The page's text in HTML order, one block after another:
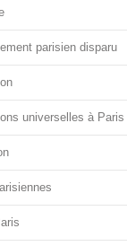
parisien disparu
universelles à Paris